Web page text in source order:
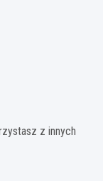
z innych